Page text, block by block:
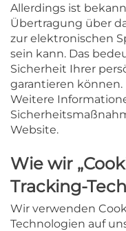
Allerdings ist
Übertragung über
zur elektronischen
sein kann. Das
Sicherheit Ihrer
garantieren können.
Weitere
Website.
Wie wir
Tracking-
Wir verwenden
Technologien auf